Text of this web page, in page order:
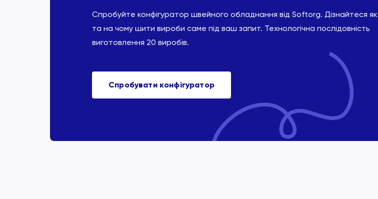
Спробуйте конфігуратор швейного обладнання від Softorg. Дізнайтеся як
та на чому шити вироби саме під ваш запит. Технологічна послідовність
виготовлення 20 виробів.
Спробувати конфігуратор